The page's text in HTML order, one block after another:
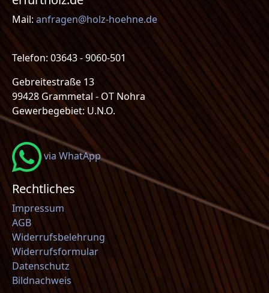
Mail: anfragen@holz-hoehne.de
Telefon: 03643 - 9060-501
Gebreitestraße 13
99428 Grammetal - OT Nohra
Gewerbegebiet: U.N.O.
via WhatApp
Rechtliches
Impressum
AGB
Widerrufsbelehrung
Widerrufsformular
Datenschutz
Bildnachweis